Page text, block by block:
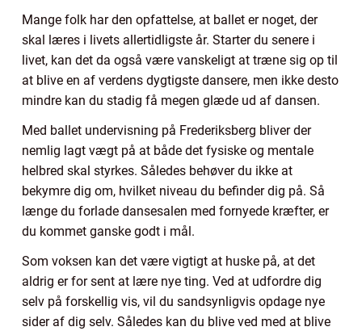
Mange folk har den opfattelse, at ballet er noget, der
skal læres i livets allertidligste år. Starter du senere i
livet, kan det da også være vanskeligt at træne sig op til
at blive en af verdens dygtigste dansere, men ikke desto
mindre kan du stadig få megen glæde ud af dansen.
Med ballet undervisning på Frederiksberg bliver der
nemlig lagt vægt på at både det fysiske og mentale
helbred skal styrkes. Således behøver du ikke at
bekymre dig om, hvilket niveau du befinder dig på. Så
længe du forlade dansesalen med fornyede kræfter, er
du kommet ganske godt i mål.
Som voksen kan det være vigtigt at huske på, at det
aldrig er for sent at lære nye ting. Ved at udfordre dig
selv på forskellig vis, vil du sandsynligvis opdage nye
sider af dig selv. Således kan du blive ved med at blive